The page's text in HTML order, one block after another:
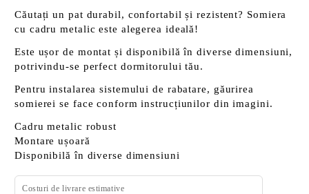
Căutați un pat durabil, confortabil șirezistent? Somiera
cu cadru metalic este alegerea ideală!
Este ușor de montat și disponibilă în diverse dimensiuni,
potrivindu-se perfect dormitorului tău.
Pentru instalarea sistemului de rabatare, găurirea
somierei se face conform instrucțiunilor din imagini.
Cadru metalic robust
Montare ușoară
Disponibilă în diverse dimensiuni
Costuri de livrare estimative